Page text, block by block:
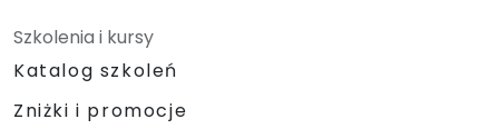
Szkolenia i kursy
Katalog szkoleń
Zniżki i promocje